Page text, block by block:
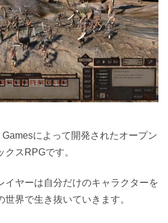
Gamesによって開発されたオープン
スRPGです。
イヤーは自分だけのキャラクターを
界で生き抜いていきます。